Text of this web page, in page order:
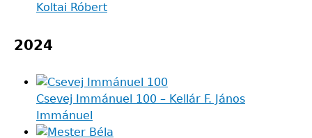
Koltai Róbert
2024
Csevej Immánuel 100 – Kellár F. János
Immánuel